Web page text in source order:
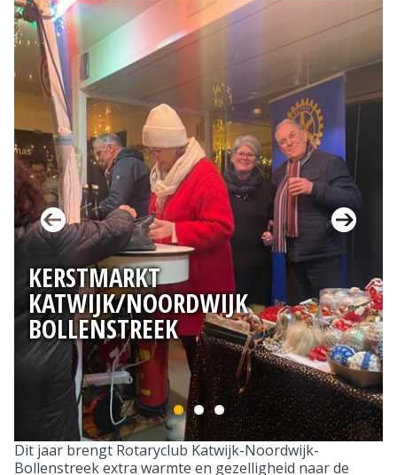
KERSTMARKT
KATWIJK/NOORDWIJK
BOLLENSTREEK
Dit jaar brengt Rotaryclub Katwijk-Noordwijk-
Bollenstreek extra warmte en gezelligheid naar de